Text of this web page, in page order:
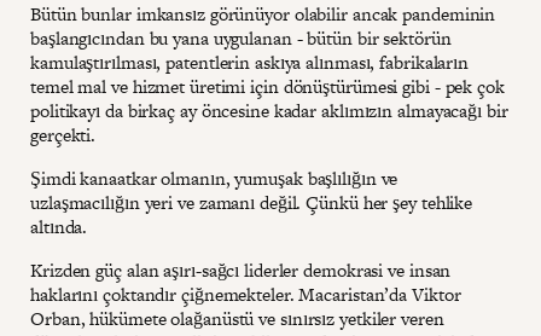
Bütün bunlar imkansız görünüyor olabilir ancak pandeminin
başlangıcından bu yana uygulanan - bütün bir sektörün
kamulaştırılması, patentlerin askıya alınması, fabrikaların
temel mal ve hizmet üretimi için dönüştürümesi gibi - pek çok
politikayı da birkaç ay öncesine kadar aklımızın almayacağı bir
gerçekti.
Şimdi kanaatkar olmanın, yumuşak başlılığın ve
uzlaşmacılığın yeri ve zamanı değil. Çünkü her şey tehlike
altında.
Krizden güç alan aşırı-sağcı liderler demokrasi ve insan
haklarını çoktandır çiğnemekteler. Macaristan’da Viktor
Orban, hükümete olağanüstü ve sınırsız yetkiler veren